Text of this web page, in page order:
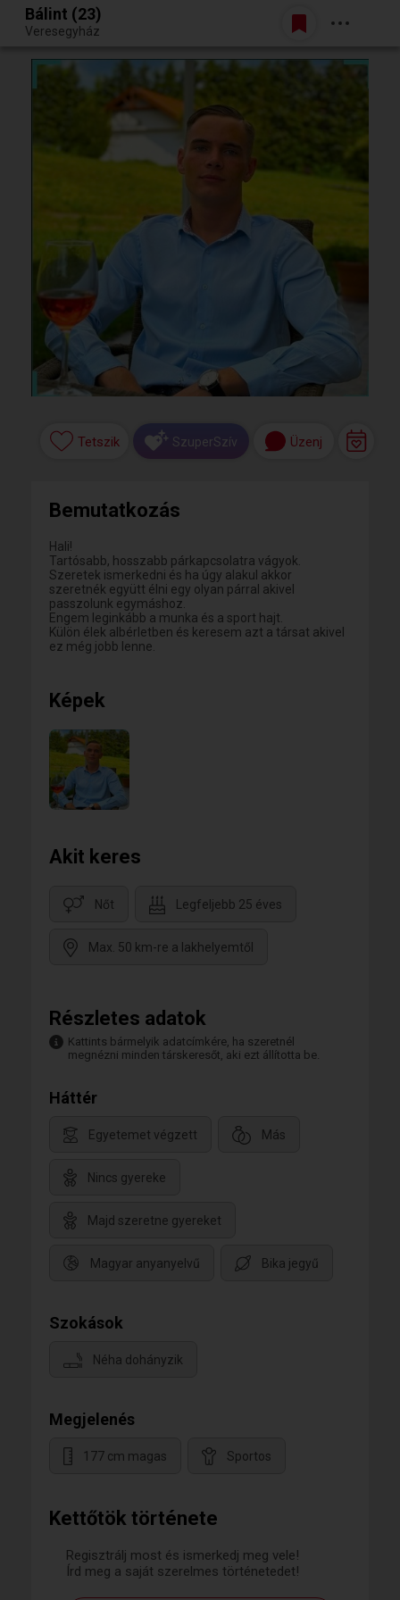
Egy jó randiból bármi lehet.
Belépés
Bálint (23)
Veresegyház
Kettőtök története
Regisztrálj most és ismerkedj meg vele!
Írd meg a saját szerelmes történetedet!
Tetszik SzuperSzív Üzenj
Bemutatkozás
Hali!
Tartósabb, hosszabb párkapcsolatra vágyok.
Szeretek ismerkedni és ha úgy alakul akkor
szeretnék együtt élni egy olyan párral akivel
passzolunk egymáshoz.
Engem leginkább a munka és a sport hajt.
Külön élek albérletben és keresem azt a társat akivel
ez még jobb lenne.
Képek
Akit keres
Nőt Legfeljebb 25 éves
Max. 50 km-re a lakhelyemtől
Részletes adatok
Kattints bármelyik adatcímkére, ha szeretnél
megnézni minden társkeresőt, aki ezt állította be.
Háttér
Egyetemet végzett Más
Nincs gyereke
Majd szeretne gyereket
Magyar anyanyelvű Bika jegyű
Szokások
Néha dohányzik
Megjelenés
177 cm magas Sportos